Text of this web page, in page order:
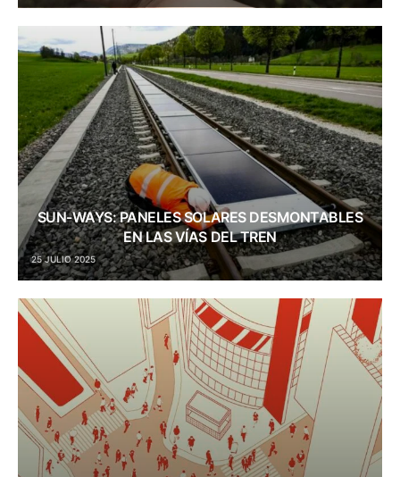
SUN-WAYS: PANELES SOLARES DESMONTABLES
EN LAS VÍAS DEL TREN
25 JULIO 2025